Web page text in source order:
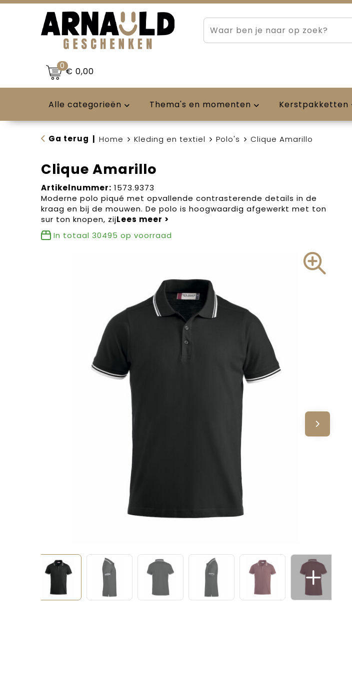
0€ 0,00
Alle categorieën Thema's en momenten Kerstpakketten
Ga terug Home Kleding en textiel Polo's Clique Amarillo
Clique Amarillo
Artikelnummer: 1573.9373
Moderne polo piqué met opvallende contrasterende details in de
kraag en bij de mouwen. De polo is hoogwaardig afgewerkt met ton
sur ton knopen, zij
In totaal 30495 op voorraad